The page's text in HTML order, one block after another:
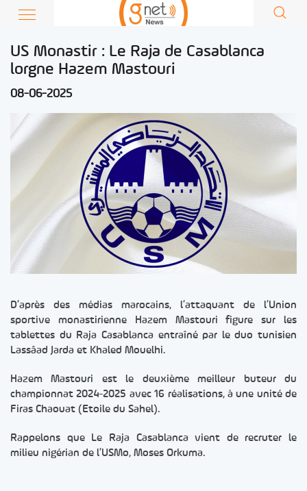
US Monastir : Le Raja de Casablanca
lorgne Hazem Mastouri
08-06-2025
D’après des médias marocains, l’attaquant de l’Union
sportive monastirienne Hazem Mastouri figure sur les
tablettes du Raja Casablanca entraîné par le duo tunisien
Lassâad Jarda et Khaled Mouelhi.
Hazem Mastouri est le deuxième meilleur buteur du
championnat 2024-2025 avec 16 réalisations, à une unité de
Firas Chaouat (Etoile du Sahel).
Rappelons que Le Raja Casablanca vient de recruter le
milieu nigérian de l’USMo, Moses Orkuma.